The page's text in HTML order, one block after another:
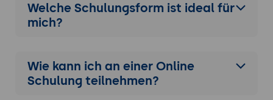
Welche Schulungsform ist ideal für
mich?
Wie kann ich an einer Online
Schulung teilnehmen?